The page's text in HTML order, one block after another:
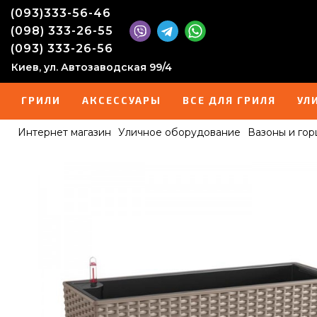
(093)333-56-46
(098) 333-26-55
(093) 333-26-56
Киев, ул. Автозаводская 99/4
ГРИЛИ АКСЕССУАРЫ ВСЕ ДЛЯ ГРИЛЯ
Интернет магазин Уличное оборудование Вазоны и